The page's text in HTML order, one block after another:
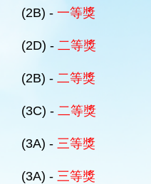
(2B) - 一等獎
(2D) - 二等獎
(2B) - 二等獎
(3C) - 二等獎
(3A) - 三等獎
(3A) - 三等獎